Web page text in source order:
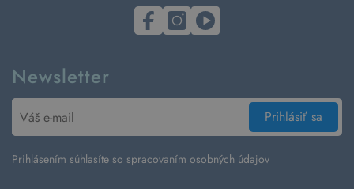
Newsletter
Prihlásiť sa
Prihlásením súhlasíte so spracovaním osobných údajov